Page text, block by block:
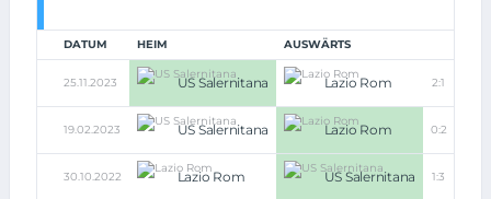
DATUM HEIM AUSWÄRTS
25.11.2023 US Salernitana Lazio Rom 2:1
19.02.2023 US Salernitana Lazio Rom 0:2
30.10.2022 Lazio Rom US Salernitana 1:3